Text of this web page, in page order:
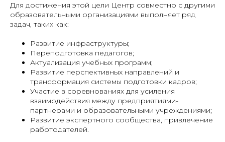
Для достижения этой цели Центр совместно с другими
образовательными организациями выполняет ряд
задач, таких как:
Развитие инфраструктуры;
Переподготовка педагогов;
Актуализация учебных программ;
Развитие перспективных направлений и
трансформация системы подготовки кадров;
Участие в соревнованиях для усиления
взаимодействия между предприятиями-
партнерами и образовательными учреждениями;
Развитие экспертного сообщества, привлечение
работодателей.